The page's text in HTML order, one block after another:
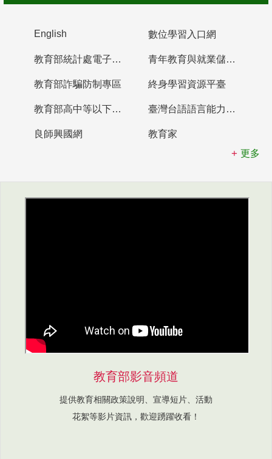
English 數位學習入口網
教育部統計處電子書櫃 青年教育與就業儲蓄帳戶
教育部詐騙防制專區 終身學習資源平臺
教育部高中等以下學校及幼兒園教師資格檢定考試 臺灣台語語言能力認證網站
良師興國網
教育家
更多
教育部影音頻道
提供教育相關政策說明、宣導短片、活動
花絮等影片資訊，歡迎踴躍收看！